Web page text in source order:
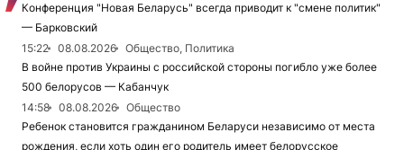
Конференция "Новая Беларусь" всегда приводит к "смене политик"
— Барковский
15:22
08.08.2026
Общество, Политика
В войне против Украины с российской стороны погибло уже более
500 белорусов — Кабанчук
14:58
08.08.2026
Общество
Ребенок становится гражданином Беларуси независимо от места
рождения, если хоть один его родитель имеет белорусское